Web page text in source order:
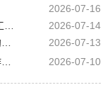
2026-07-16
2026-07-14
2026-07-13
2026-07-10